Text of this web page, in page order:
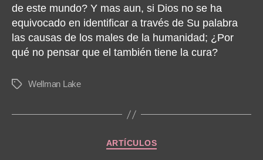
de este mundo? Y mas aun, si Dios no se ha
equivocado en identificar a través de Su palabra
las causas de los males de la humanidad; ¿Por
qué no pensar que el también tiene la cura?
TagsWellman Lake
Categories
ARTÍCULOS